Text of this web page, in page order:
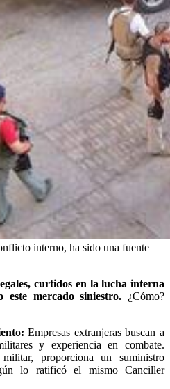
interno, ha sido una fuente
curtidos en la lucha interna
este mercado siniestro. ¿Cómo?
Empresas extranjeras buscan a
y experiencia en combate.
proporciona un suministro
lo ratificó el mismo Canciller